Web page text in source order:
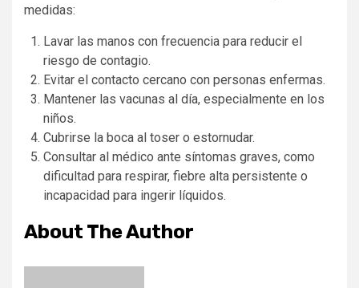
medidas:
Lavar las manos con frecuencia para reducir el
riesgo de contagio.
Evitar el contacto cercano con personas enfermas.
Mantener las vacunas al día, especialmente en los
niños.
Cubrirse la boca al toser o estornudar.
Consultar al médico ante síntomas graves, como
dificultad para respirar, fiebre alta persistente o
incapacidad para ingerir líquidos.
About The Author